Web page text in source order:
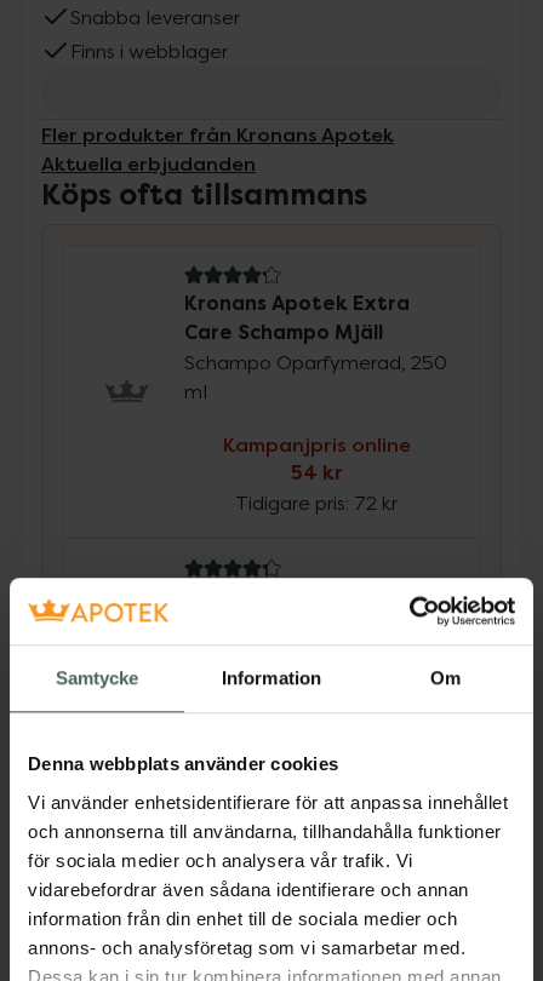
Samtycke Information Om
Denna webbplats använder cookies
Vi använder enhetsidentifierare för att anpassa innehållet
och annonserna till användarna, tillhandahålla funktioner
för sociala medier och analysera vår trafik. Vi
vidarebefordrar även sådana identifierare och annan
information från din enhet till de sociala medier och
annons- och analysföretag som vi samarbetar med.
Dessa kan i sin tur kombinera informationen med annan
Snabba leveranser
Finns i webblager
Fler produkter från Kronans Apotek
Aktuella erbjudanden
Köps ofta tillsammans
4.2 av 5 i omdöme
Kronans Apotek Extra
Care Schampo Mjäll
Schampo Oparfymerad, 250
ml
Kampanjpris online
54 kr
Tidigare pris: 72 kr
4.3 av 5 i omdöme
Kronans Apotek Extra
Schampo Oparfymerad, 250
ml
Kampanjpris online
54 kr
Tidigare pris:72 kr
Köp båda för :108 kr
Köp båda